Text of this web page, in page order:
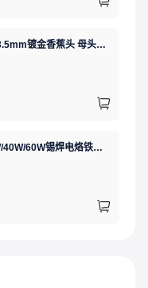
AMASS(艾迈斯)航模插头 3.5mm镀金香蕉头 母头XT60-F.G.Y
GJ(黄花高洁)，电烙铁30W/40W/60W锡焊电烙铁焊接工具电焊笔手机电子维修（内热35W），NO.435(35W)